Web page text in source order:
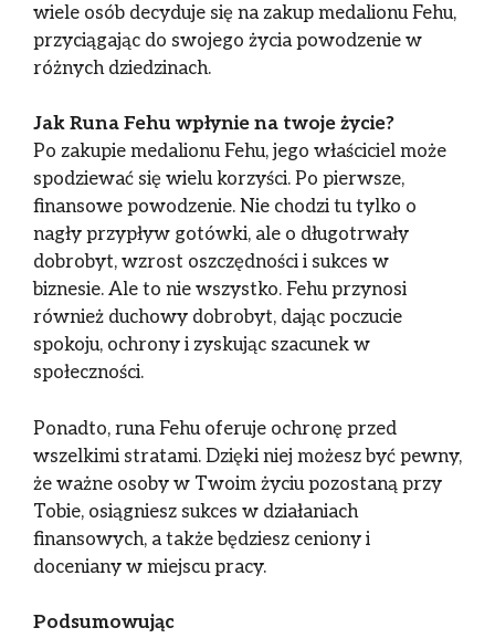
wiele osób decyduje się na zakup medalionu Fehu,
przyciągając do swojego życia powodzenie w
różnych dziedzinach.
Jak Runa Fehu wpłynie na twoje życie?
Po zakupie medalionu Fehu, jego właściciel może
spodziewać się wielu korzyści. Po pierwsze,
finansowe powodzenie. Nie chodzi tu tylko o
nagły przypływ gotówki, ale o długotrwały
dobrobyt, wzrost oszczędności i sukces w
biznesie. Ale to nie wszystko. Fehu przynosi
również duchowy dobrobyt, dając poczucie
spokoju, ochrony i zyskując szacunek w
społeczności.
Ponadto, runa Fehu oferuje ochronę przed
wszelkimi stratami. Dzięki niej możesz być pewny,
że ważne osoby w Twoim życiu pozostaną przy
Tobie, osiągniesz sukces w działaniach
finansowych, a także będziesz ceniony i
doceniany w miejscu pracy.
Podsumowując